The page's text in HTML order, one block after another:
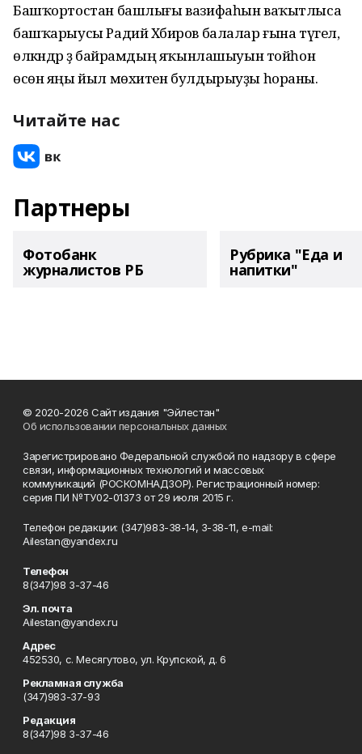
Башҡортостан башлығы вазифаһын ваҡытлыса
башҡарыусы Радий Хәбиров балалар ғына түгел,
өлкәндәр ҙә байрамдың яҡынлашыуын тойһон
өсөн яңы йыл мөхитен булдырыуҙы һораны.
Читайте нас
Партнеры
Фотобанк
журналистов РБ
Рубрика "Еда и
напитки"
© 2020-2026 Сайт издания "Эйлестан"
Об использовании персональных данных
Зарегистрировано Федеральной службой по надзору в сфере
связи, информационных технологий и массовых
коммуникаций (РОСКОМНАДЗОР). Регистрационный номер:
серия ПИ №ТУ02-01373 от 29 июля 2015 г.
Телефон редакции: (347)983-38-14, 3-38-11, e-mail:
Ailestan@yandex.ru
Телефон
8(347)98 3-37-46
Эл. почта
Ailestan@yandex.ru
Адрес
452530, с. Месягутово, ул. Крупской, д. 6
Рекламная служба
(347)983-37-93
Редакция
8(347)98 3-37-46